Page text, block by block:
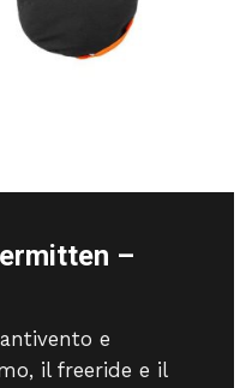
–
e
il freeride e il